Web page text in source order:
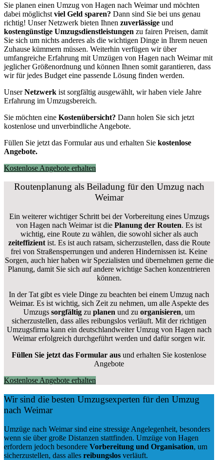
Sie planen einen Umzug von Hagen nach Weimar und möchten
dabei möglichst viel Geld sparen? Dann sind Sie bei uns genau
richtig! Unser Netzwerk bieten Ihnen zuverlässige und
kostengünstige Umzugsdienstleistungen zu fairen Preisen, damit
Sie sich um nichts anderes als die wichtigen Dinge in Ihrem neuen
Zuhause kümmern müssen. Weiterhin verfügen wir über
umfangreiche Erfahrung mit Umzügen von Hagen nach Weimar mit
jeglicher Größenordnung und können Ihnen somit garantieren, dass
wir für jedes Budget eine passende Lösung finden werden.
UnserNetzwerk ist sorgfältig ausgewählt, wir haben viele Jahre
Erfahrung im Umzugsbereich.
Sie möchten eine Kostenübersicht? Dann holen Sie sich jetzt
kostenlose und unverbindliche Angebote.
Füllen Sie jetzt das Formular aus und erhalten Sie kostenlose
Angebote.
Kostenlose Angebote erhalten
Routenplanung als Beiladung für den Umzug nach
Weimar
Ein weiterer wichtiger Schritt bei der Vorbereitung eines Umzugs
von Hagen nach Weimar ist die Planung der Routen. Es ist
wichtig, eine Route zu wählen, die sowohl sicher als auch
zeiteffizientist. Es ist auch ratsam, sicherzustellen, dass die Route
frei von Straßensperrungen und anderen Hindernissen ist. Keine
Sorgen, auch hier haben wir Spezialisten und übernehmen gerne die
Planung, damit Sie sich auf andere wichtige Sachen konzentrieren
können.
In der Tat gibt es viele Dinge zu beachten bei einem Umzug nach
Weimar. Es ist wichtig, sich Zeit zu nehmen, um alle Aspekte des
Umzugs sorgfältig zu planen und zu organisieren, um
sicherzustellen, dass alles reibungslos verläuft. Mit der richtigen
Umzugsfirma kann ein deutschlandweiter Umzug von Hagen nach
Weimar erfolgreich durchgeführt werden und dafür sorgen wir.
Füllen Sie jetzt das Formular aus und erhalten Sie kostenlose
Angebote
Kostenlose Angebote erhalten
Wir sind die besten Umzugsexperten für den Umzug
nach Weimar
Umzüge nach Weimar sind eine stressige Angelegenheit, besonders
wenn sie über große Distanzen stattfinden. Umzüge von Hagen
erfordern jedoch besondere Vorbereitung und Organisation, um
sicherzustellen, dass alles reibungslos verläuft.